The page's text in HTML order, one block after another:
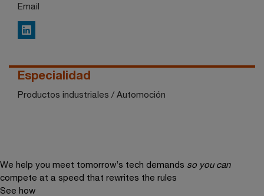
Email
LinkedIn
Especialidad
Productos industriales / Automoción
We help you meet tomorrow’s tech demands so you can
compete at a speed that rewrites the rules
See how